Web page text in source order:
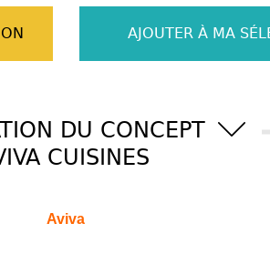
AJOUTER À MA
DU CONCEPT
CUISINES
Aviva